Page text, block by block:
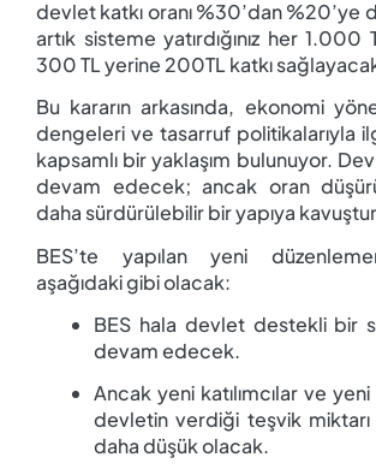
devlet katkı oranı %30’dan %20’ye
artık sisteme yatırdığınız her
300 TL yerine 200TL katkı
Bu kararın arkasında, ekonomi
dengeleri ve tasarruf politikalarıyla
kapsamlı bir yaklaşım bulunuyor.
devam edecek; ancak oran
daha sürdürülebilir bir yapıya
BES’te yapılan yeni
aşağıdaki gibi olacak:
BES hala devlet destekli bir
devam edecek.
Ancak yeni katılımcılar ve yeni
devletin verdiği teşvik
daha düşük olacak.